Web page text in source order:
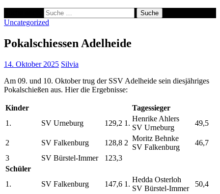
Uncategorized
Pokalschiessen Adelheide
14. Oktober 2025 Silvia
Am 09. und 10. Oktober trug der SSV Adelheide sein diesjähriges
Pokalschießen aus. Hier die Ergebnisse:
Kinder
Tagessieger
1.
SV Urneburg 129,2 1.
Henrike Ahlers
SV Urneburg
49,5
2 SV Falkenburg 128,8 2
Moritz Behnke
SV Falkenburg
46,7
3
SV Bürstel-Immer
123,3
Schüler
1.
SV Falkenburg 147,6 1.
Hedda Osterloh
SV Bürstel-Immer
50,4